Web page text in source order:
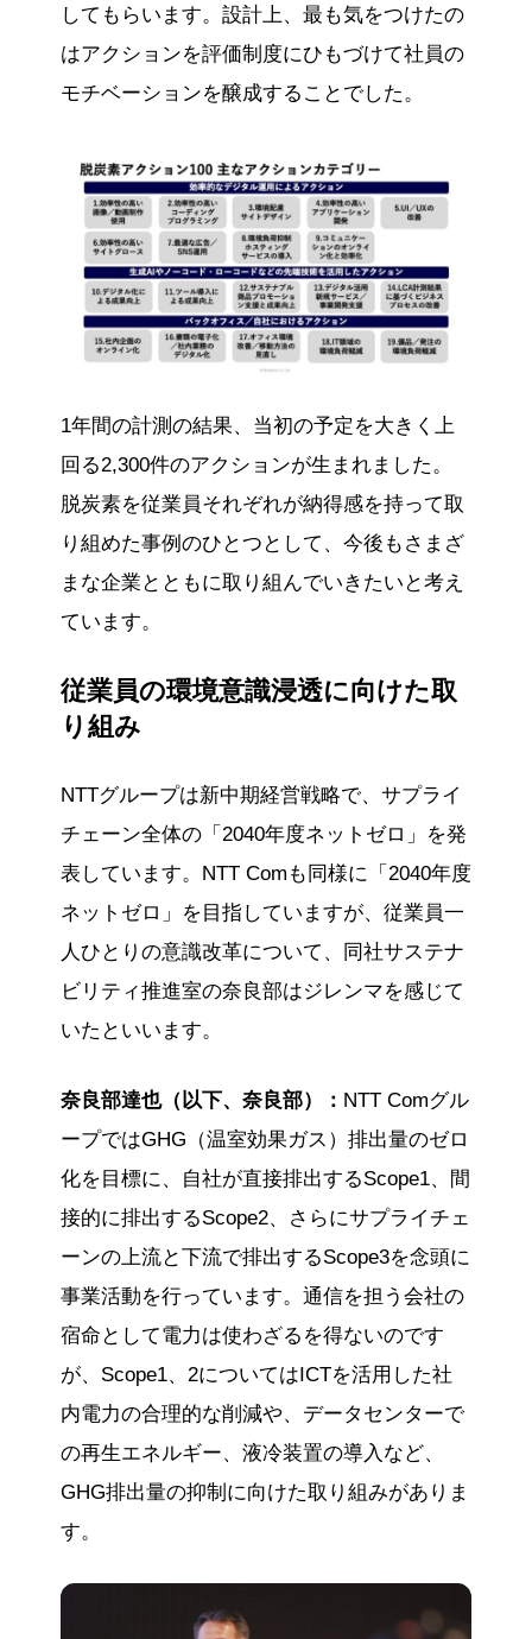
してもらいます。設計上、最も気をつけたの
はアクションを評価制度にひもづけて社員の
モチベーションを醸成することでした。
1年間の計測の結果、当初の予定を大きく上
回る2,300件のアクションが生まれました。
脱炭素を従業員それぞれが納得感を持って取
り組めた事例のひとつとして、今後もさまざ
まな企業とともに取り組んでいきたいと考え
ています。
従業員の環境意識浸透に向けた取
り組み
NTTグループは新中期経営戦略で、サプライ
チェーン全体の「2040年度ネットゼロ」を発
表しています。NTT Comも同様に「2040年度
ネットゼロ」を目指していますが、従業員一
人ひとりの意識改革について、同社サステナ
ビリティ推進室の奈良部はジレンマを感じて
いたといいます。
奈良部達也（以下、奈良部）： NTT Comグル
ープではGHG（温室効果ガス）排出量のゼロ
化を目標に、自社が直接排出するScope1、間
接的に排出するScope2、さらにサプライチェ
ーンの上流と下流で排出するScope3を念頭に
事業活動を行っています。通信を担う会社の
宿命として電力は使わざるを得ないのです
が、Scope1、2についてはICTを活用した社
内電力の合理的な削減や、データセンターで
の再生エネルギー、液冷装置の導入など、
GHG排出量の抑制に向けた取り組みがありま
す。